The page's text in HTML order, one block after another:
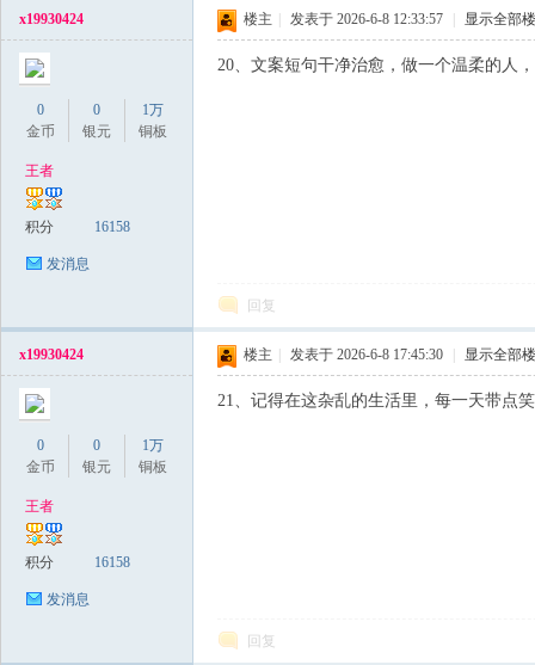
x19930424
0
金币
0
银元
1万
铜板
王者
积分 16158
发消息
楼主 发表于 2026-6-8 12:33:57 显示全部
20、文案短句干净治愈，做一个温柔的人
回复
x19930424
0
金币
0
银元
1万
铜板
王者
积分 16158
发消息
楼主 发表于 2026-6-8 17:45:30 显示全部
21、记得在这杂乱的生活里，每一天带点
回复